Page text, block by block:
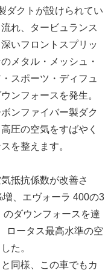
ダクトが設けられてい
れ、タービュランス
いフロントスプリッ
メタル・メッシュ・
スポーツ・ディフュ
ンフォースを発生。
ンファイバー製ダク
圧の空気をすばやく
を整えます。
抵抗係数が改善さ
、エヴォーラ 400の3
ダウンフォースを達
ロータス最高水準の空
た。
同様、この車でもカ